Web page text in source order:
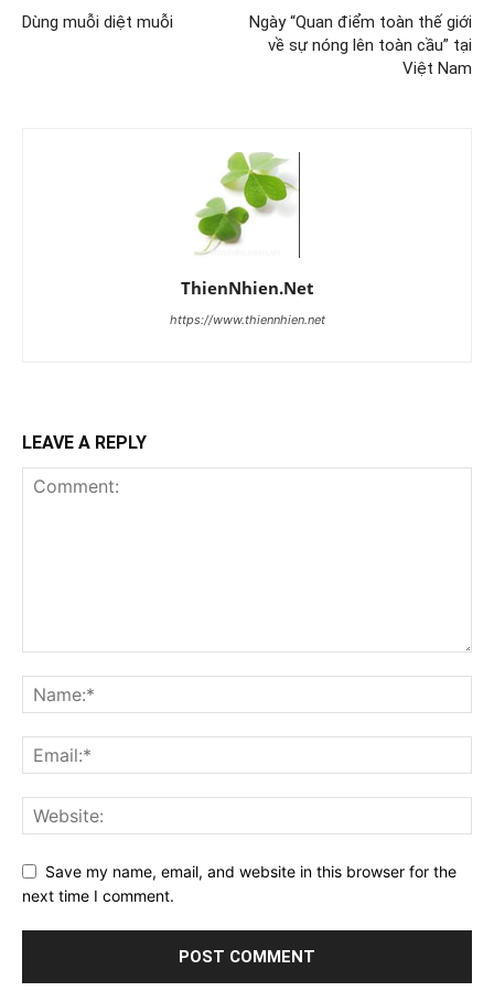
Dùng muỗi diệt muỗi
Ngày “Quan điểm toàn thế giới
về sự nóng lên toàn cầu” tại
Việt Nam
ThienNhien.Net
https://www.thiennhien.net
LEAVE A REPLY
Save my name, email, and website in this browser for the
next time I comment.